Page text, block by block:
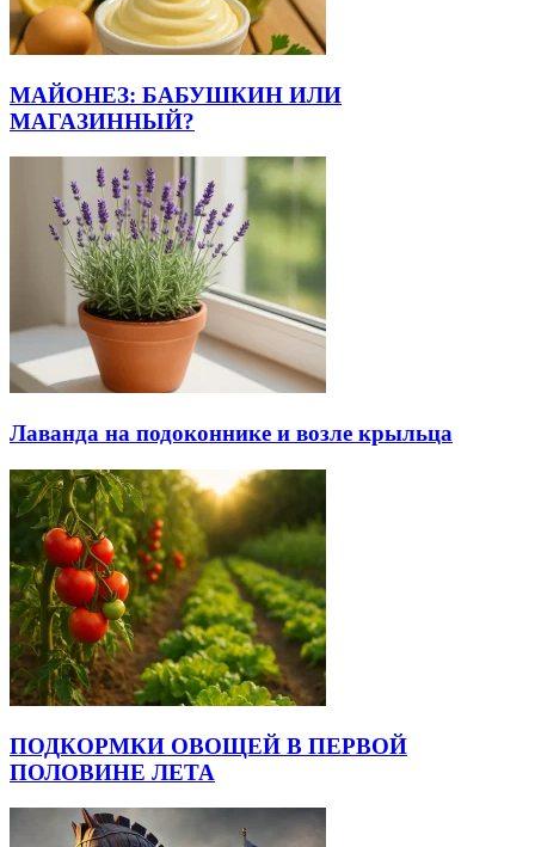
МАЙОНЕЗ: БАБУШКИН ИЛИ
МАГАЗИННЫЙ?
Лаванда на подоконнике и возле крыльца
ПОДКОРМКИ ОВОЩЕЙ В ПЕРВОЙ
ПОЛОВИНЕ ЛЕТА